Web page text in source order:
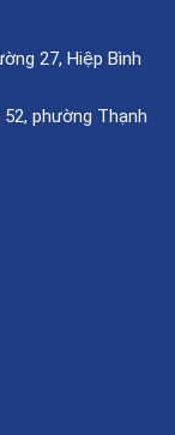
27, Hiệp Bình
phường Thạnh